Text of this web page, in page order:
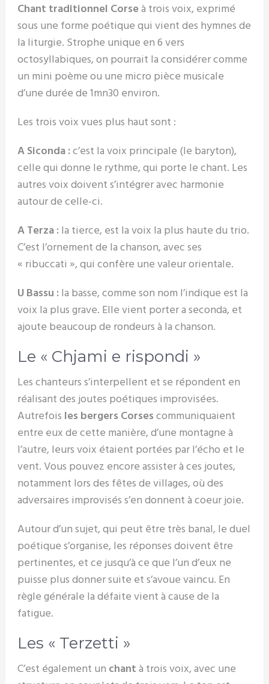
Chant traditionnel Corseà trois voix, exprimé
sous une forme poétique qui vient des hymnes de
la liturgie. Strophe unique en 6 vers
octosyllabiques, on pourrait la considérer comme
un mini poème ou une micro pièce musicale
d’une durée de 1mn30 environ.
Les trois voix vues plus haut sont :
A Siconda :c’est la voix principale (le baryton),
celle qui donne le rythme, qui porte le chant. Les
autres voix doivent s’intégrer avec harmonie
autour de celle-ci.
A Terza :la tierce, est la voix la plus haute du trio.
C’est l’ornement de la chanson, avec ses
« ribuccati », qui confère une valeur orientale.
U Bassu :la basse, comme son nom l’indique est la
voix la plus grave. Elle vient porter a seconda, et
ajoute beaucoup de rondeurs à la chanson.
Le « Chjami e rispondi »
Les chanteurs s’interpellent et se répondent en
réalisant des joutes poétiques improvisées.
Autrefois les bergers Corsescommuniquaient
entre eux de cette manière, d’une montagne à
l’autre, leurs voix étaient portées par l’écho et le
vent. Vous pouvez encore assister à ces joutes,
notamment lors des fêtes de villages, où des
adversaires improvisés s’en donnent à coeur joie.
Autour d’un sujet, qui peut être très banal, le duel
poétique s’organise, les réponses doivent être
pertinentes, et ce jusqu’à ce que l’un d’eux ne
puisse plus donner suite et s’avoue vaincu. En
règle générale la défaite vient à cause de la
fatigue.
Les « Terzetti »
C’est également un chantà trois voix, avec une